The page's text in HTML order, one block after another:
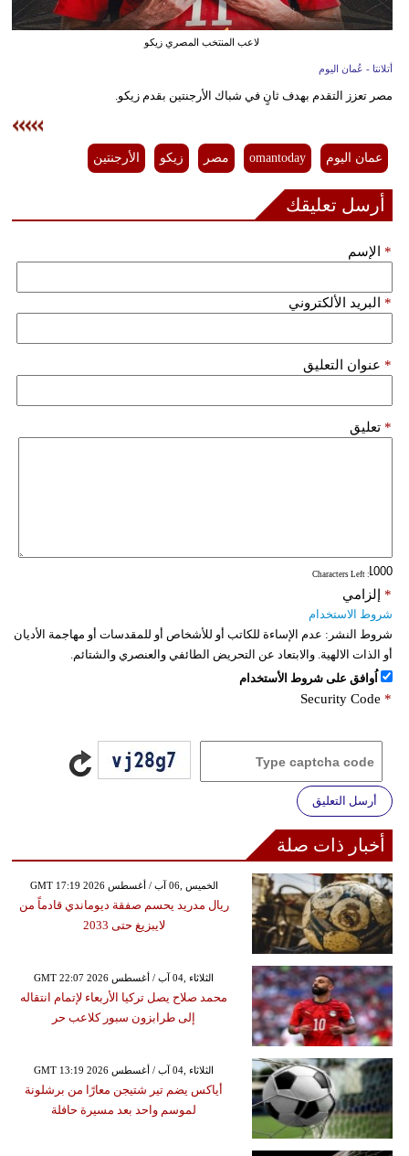
تعليم
وتكنولوجيا
سيارات
لاعب المنتخب المصري زيكو
أتلانتا - عُمان اليوم
مصر تعزز التقدم بهدف ثانٍ في شباك الأرجنتين بقدم زيكو.
عمان اليوم omantoday مصر زيكو الأرجنتين
أرسل تعليقك
الإسم *
البريد الألكتروني *
عنوان التعليق *
تعليق *
: Characters Left
إلزامي *
شروط الاستخدام
شروط النشر: عدم الإساءة للكاتب أو للأشخاص أو للمقدسات أو مهاجمة الأديان
أو الذات الالهية. والابتعاد عن التحريض الطائفي والعنصري والشتائم.
اُوافق على شروط الأستخدام
Security Code *
أرسل التعليق
أخبار ذات صلة
GMT 17:19 2026 الخميس ,06 آب / أغسطس
ريال مدريد يحسم صفقة ديوماندي قادماً من
لايبزيغ حتى 2033
GMT 22:07 2026 الثلاثاء ,04 آب / أغسطس
محمد صلاح يصل تركيا الأربعاء لإتمام انتقاله
إلى طرابزون سبور كلاعب حر
GMT 13:19 2026 الثلاثاء ,04 آب / أغسطس
أياكس يضم تير شتيجن معارًا من برشلونة
لموسم واحد بعد مسيرة حافلة